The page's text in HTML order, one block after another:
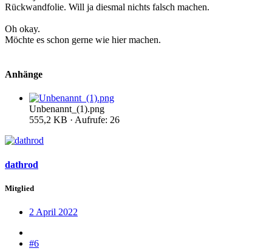
Rückwandfolie. Will ja diesmal nichts falsch machen.
Oh okay.
Möchte es schon gerne wie hier machen.
Anhänge
Unbenannt_(1).png
555,2 KB · Aufrufe: 26
dathrod
Mitglied
2 April 2022
#6